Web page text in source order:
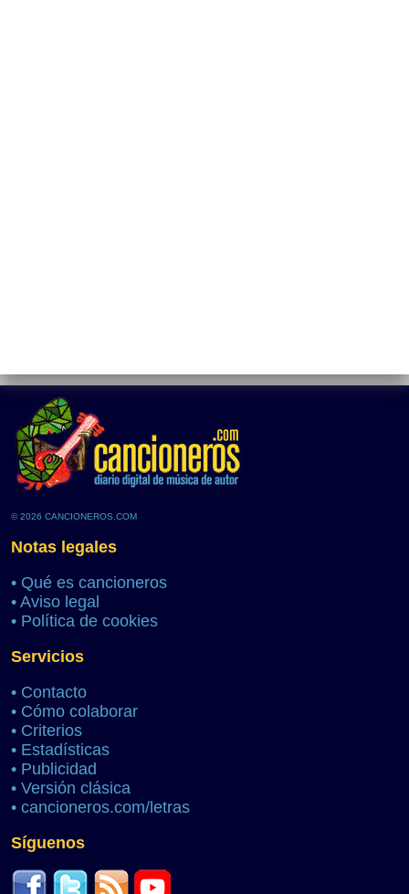
© 2026 CANCIONEROS.COM
Notas legales
• Qué es cancioneros
• Aviso legal
• Política de cookies
Servicios
• Contacto
• Cómo colaborar
• Criterios
• Estadísticas
• Publicidad
• Versión clásica
• cancioneros.com/letras
Síguenos